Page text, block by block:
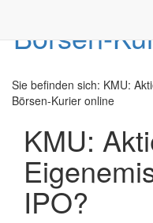
Sie befinden sich: KMU:
Börsen-Kurier online
KMU:
IPO?